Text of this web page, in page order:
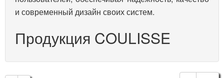
и современный дизайн своих систем.
Продукция COULISSE